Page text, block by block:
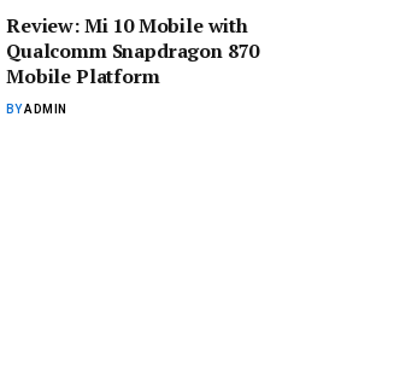
Review: Mi 10 Mobile with
Qualcomm Snapdragon 870
Mobile Platform
BYADMIN